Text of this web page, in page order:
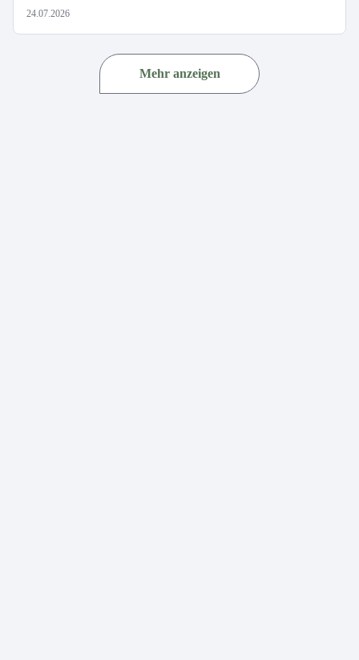
24.07.2026
Mehr anzeigen